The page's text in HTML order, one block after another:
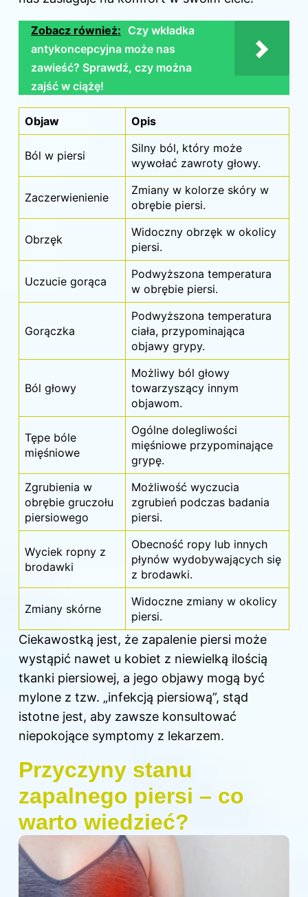
Zobacz również: Czy wkładka
antykoncepcyjna może nas
zawieść? Sprawdź, czy można
zajść w ciążę!
Objaw Opis
Ból w piersi
Silny ból, który może
wywołać zawroty głowy.
Zaczerwienienie
Zmiany w kolorze skóry w
obrębie piersi.
Obrzęk
Widoczny obrzęk w okolicy
piersi.
Uczucie gorąca
Podwyższona temperatura
w obrębie piersi.
Gorączka
Podwyższona temperatura
ciała, przypominająca
objawy grypy.
Ból głowy
Możliwy ból głowy
towarzyszący innym
objawom.
Tępe bóle
mięśniowe
Ogólne dolegliwości
mięśniowe przypominające
grypę.
Zgrubienia w
obrębie gruczołu
piersiowego
Możliwość wyczucia
zgrubień podczas badania
piersi.
Wyciek ropny z
brodawki
Obecność ropy lub innych
płynów wydobywających się
z brodawki.
Zmiany skórne
Widoczne zmiany w okolicy
piersi.
Ciekawostką jest, że zapalenie piersi może
wystąpić nawet u kobiet z niewielką ilością
tkanki piersiowej, a jego objawy mogą być
mylone z tzw. „infekcją piersiową”, stąd
istotne jest, aby zawsze konsultować
niepokojące symptomy z lekarzem.
Przyczyny stanu
zapalnego piersi – co
warto wiedzieć?